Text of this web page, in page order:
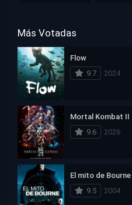
Más Votadas
Flow
9.7
2024
Mortal Kombat II
9.6
2026
El mito de
9.5
2004